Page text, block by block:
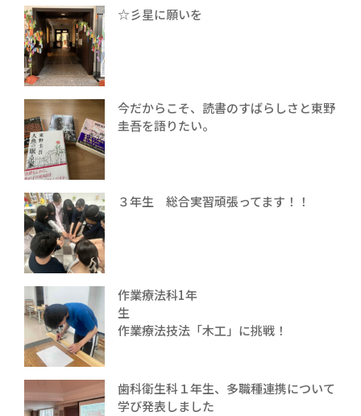
☆彡星に願いを
今だからこそ、読書のすばらしさと東野
圭吾を語りたい。
３年生 総合実習頑張ってます！！
作業療法科1年
生
作業療法技法「木工」に挑戦！
歯科衛生科１年生、多職種連携について
学び発表しました